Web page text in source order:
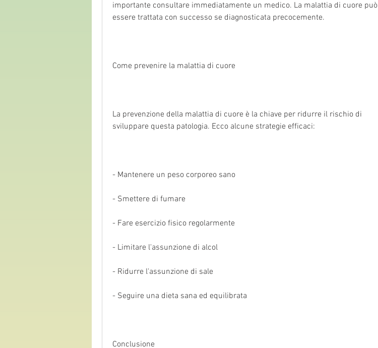
importante consultare immediatamente un medico. La malattia di cuore può
essere trattata con successo se diagnosticata precocemente.
Come prevenire la malattia di cuore
La prevenzione della malattia di cuore è la chiave per ridurre il rischio di
sviluppare questa patologia. Ecco alcune strategie efficaci:
- Mantenere un peso corporeo sano
- Smettere di fumare
- Fare esercizio fisico regolarmente
- Limitare l'assunzione di alcol
- Ridurre l'assunzione di sale
- Seguire una dieta sana ed equilibrata
Conclusione